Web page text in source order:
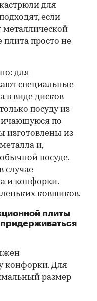
для
если
металлической
плита просто не
для
специальные
в виде дисков
посуду из
по
изготовлены из
и,
посуде.
случае
и конфорки.
ковшиков.
плиты
конфорки. Для
размер